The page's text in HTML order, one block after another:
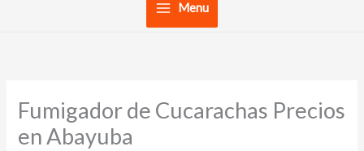
Menu
Fumigador de Cucarachas Precios
en Abayuba